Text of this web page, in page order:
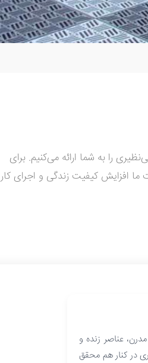
را به شما ارائه می‌کنیم. برای
09126494926 و 02177245295 با ما تماس بگیرید. رسالت ما افزایش کیفیت زندگی و اجرای کار
عناصر زنده و
در کنار هم محقق